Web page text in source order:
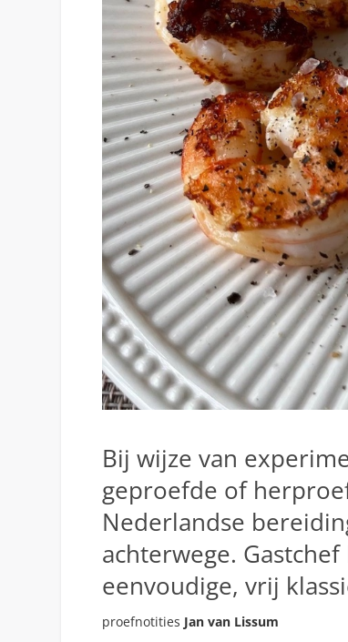
Bij wijze van
geproefde of
Nederlandse
achterwege.
eenvoudige, vrij
proefnotities Jan van Lissum